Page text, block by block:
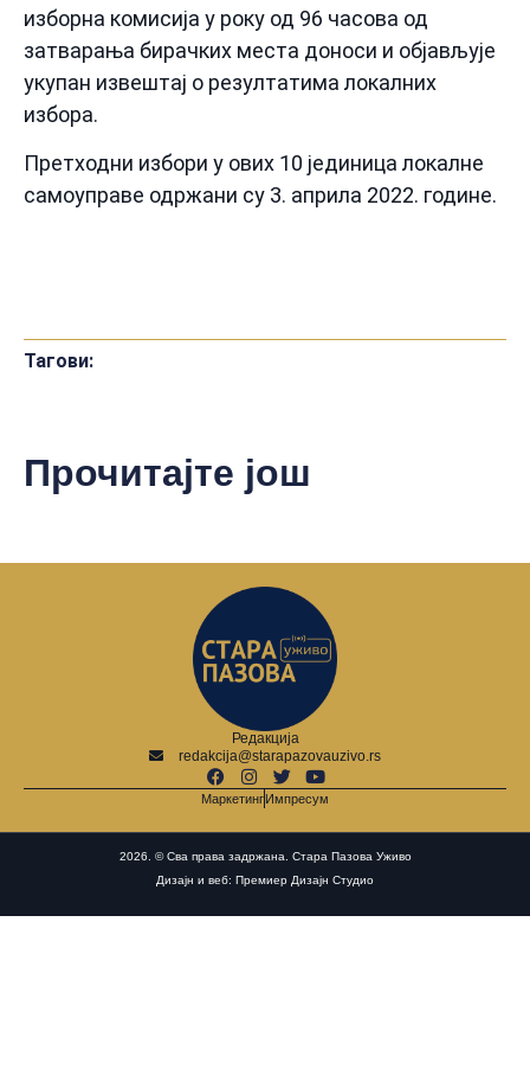
изборна комисија у року од 96 часова од
затварања бирачких места доноси и објављује
укупан извештај о резултатима локалних
избора.
Претходни избори у ових 10 јединица локалне
самоуправе одржани су 3. априла 2022. године.
Тагови:
Прочитајте још
Редакција
redakcija@starapazovauzivo.rs
МаркетингИмпресум
2026. © Сва права задржана. Стара Пазова Уживо
Дизајн и веб: Премиер Дизајн Студио